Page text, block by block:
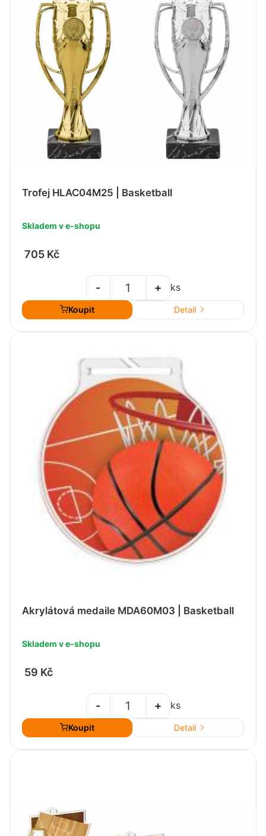
Trofej HLAC04M25 | Basketball
Skladem v e-shopu
705 Kč
+
- ks
Koupit Detail
Akrylátová medaile MDA60M03 | Basketball
Skladem v e-shopu
59 Kč
+
- ks
Koupit Detail